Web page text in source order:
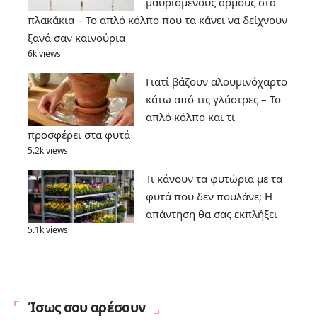
πλακάκια – Το απλό κόλπο που τα κάνει να δείχνουν
ξανά σαν καινούρια
6k views
Γιατί βάζουν αλουμινόχαρτο
κάτω από τις γλάστρες – Το
απλό κόλπο και τι
προσφέρει στα φυτά
5.2k views
Τι κάνουν τα φυτώρια με τα
φυτά που δεν πουλάνε; Η
απάντηση θα σας εκπλήξει
5.1k views
Ίσως σου αρέσουν